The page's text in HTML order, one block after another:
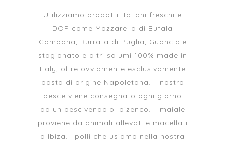
Utilizziamo prodotti italiani freschi e
DOP come Mozzarella di Bufala
Campana, Burrata di Puglia, Guanciale
stagionato e altri salumi 100% made in
Italy, oltre ovviamente esclusivamente
pasta di origine Napoletana. Il nostro
pesce viene consegnato ogni giorno
da un pescivendolo Ibizenco. Il maiale
proviene da animali allevati e macellati
a Ibiza. I polli che usiamo nella nostra